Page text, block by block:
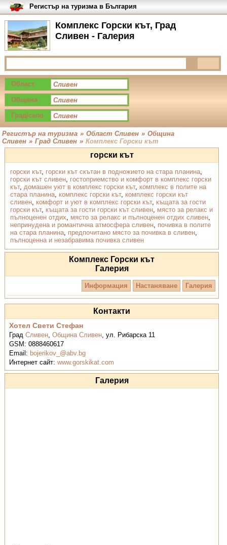
Комплекс Горски кът, Град
Сливен - Галерия
Регистър на туризма в България
Област
Община
Град/село
Регистър на туризма » Област Сливен » Община
Сливен » Град Сливен » Комплекс Горски кът
горски кът
горски кът, горски кът скътан в подножието на стара планина,
горски кът сливен, гостоприемство и комфорт в комплекс горски
кът, домашен уют в комплекс горски кът, комплекс в полите на
стара планина, комплекс горски кът, комплекс горски кът
сливен, комфорт и уют в комплекс горски кът, къщата за гости
горски кът, къщата за гости горски кът сливен, място за релакс и
пълноценен отдих, място за релакс и пълноценен отдих сливен,
непринудена и романтична атмосфера сливен, почивка в полите
на стара планина, предпочитано място за почивка в сливен,
пълноценна и незабравима почивка сливен
Комплекс Горски кът
Галерия
Информация Настаняване Галерия
Контакти
Хотел Свети Стефан
ГрадСливен,Община Сливен,ул. Рибарска 11
GSM:0888460617
Email: bojerikov_@abv.bg
Интернет сайт:www.gorskikat.com
Галерия